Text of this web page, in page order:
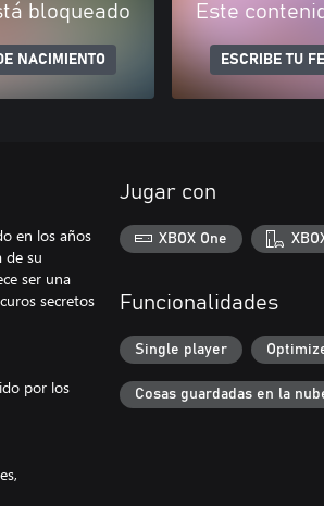
bloqueado
NACIMIENTO
Este
ESCRIBE TU
en los años
de su
ser una
secretos
por los
Jugar con
XBOX One
Funcionalidades
Single player
Cosas guardadas en la